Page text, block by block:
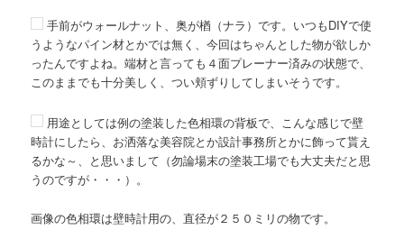
手前がウォールナット、奥が楢（ナラ）です。いつもDIYで使
うようなパイン材とかでは無く、今回はちゃんとした物が欲しか
ったんですよね。端材と言っても４面プレーナー済みの状態で、
このままでも十分美しく、つい頬ずりしてしまいそうです。
用途としては例の塗装した色相環の背板で、こんな感じで壁
時計にしたら、お洒落な美容院とか設計事務所とかに飾って貰え
るかな～、と思いまして（勿論場末の塗装工場でも大丈夫だと思
うのですが・・・）。
画像の色相環は壁時計用の、直径が２５０ミリの物です。